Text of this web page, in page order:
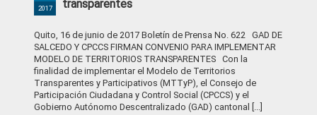
transparentes
2017
Quito, 16 de junio de 2017 Boletín de Prensa No. 622 GAD DE
SALCEDO Y CPCCS FIRMAN CONVENIO PARA IMPLEMENTAR
MODELO DE TERRITORIOS TRANSPARENTES Con la
finalidad de implementar el Modelo de Territorios
Transparentes y Participativos (MTTyP), el Consejo de
Participación Ciudadana y Control Social (CPCCS) y el
Gobierno Autónomo Descentralizado (GAD) cantonal [...]